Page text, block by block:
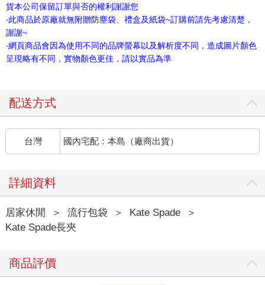
貨本公司保留訂單與否的權利謝謝您
‧此商品於原廠就無附贈防塵袋、禮盒及紙袋~訂購前請先考慮清楚，
謝謝~
‧網頁商品會因為使用不同的品牌螢幕以及解析度不同，造成圖片顏色
呈現略有不同，實物顏色更佳，請以實品為準
配送方式
台灣 國內宅配：本島（廠商出貨）
詳細資料
居家休閒 ＞ 流行包袋 ＞ Kate Spade
＞
Kate Spade長夾
商品評價